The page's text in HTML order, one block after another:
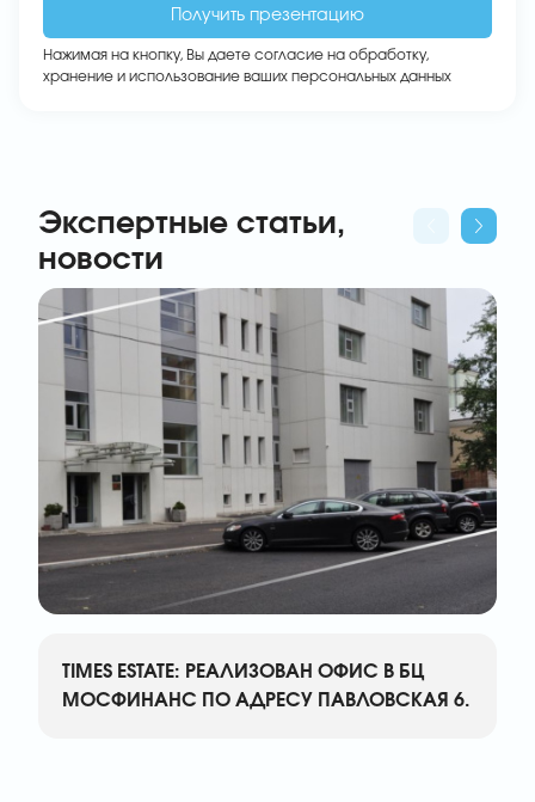
Нажимая на кнопку, Вы даете согласие на обработку,
хранение и использование ваших персональных данных
Экспертные статьи,
новости
TIMES ESTATE: РЕАЛИЗОВАН ОФИС В БЦ
МОСФИНАНС ПО АДРЕСУ ПАВЛОВСКАЯ 6.